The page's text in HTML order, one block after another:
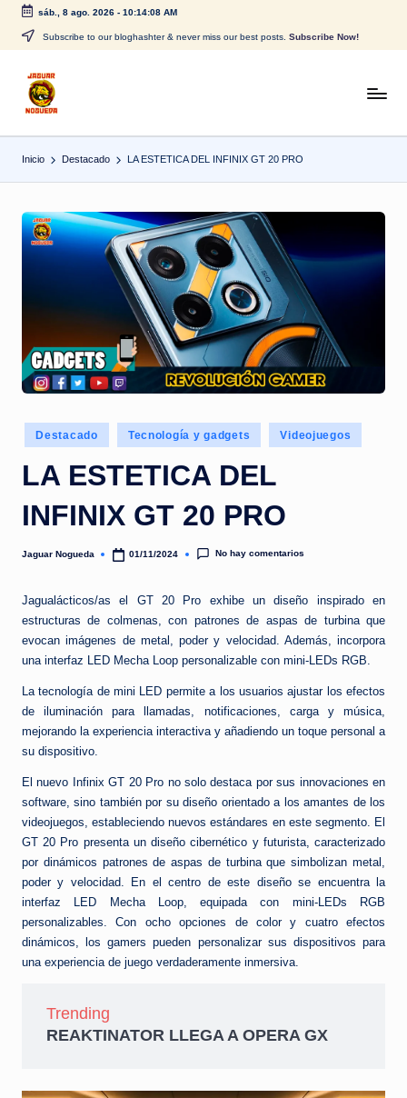
Saltar
contenido
sáb., 8 ago. 2026- 10:14:08 AM
Subscribe to our bloghashter & never miss our best posts. Subscribe Now!
J
a
g
a
r
N
o
g
u
a
CONTENIDO
Inicio Destacado LA ESTETICA DEL INFINIX GT 20 PRO
Publicado
en
Destacado Tecnología y gadgets Videojuegos
LA ESTETICA DEL
INFINIX GT 20 PRO
Publicado
Jaguar Nogueda 01/11/2024 No hay comentarios
Jagualácticos/as el GT 20 Pro exhibe un diseño inspirado en
estructuras de colmenas, con patrones de aspas de turbina que
evocan imágenes de metal, poder y velocidad. Además, incorpora
una interfaz LED Mecha Loop personalizable con mini-LEDs RGB.
La tecnología de mini LED permite a los usuarios ajustar los efectos
de iluminación para llamadas, notificaciones, carga y música,
mejorando la experiencia interactiva y añadiendo un toque personal a
su dispositivo.
El nuevo Infinix GT 20 Pro no solo destaca por sus innovaciones en
software, sino también por su diseño orientado a los amantes de los
videojuegos, estableciendo nuevos estándares en este segmento. El
GT 20 Pro presenta un diseño cibernético y futurista, caracterizado
por dinámicos patrones de aspas de turbina que simbolizan metal,
poder y velocidad. En el centro de este diseño se encuentra la
interfaz LED Mecha Loop, equipada con mini-LEDs RGB
personalizables. Con ocho opciones de color y cuatro efectos
dinámicos, los gamers pueden personalizar sus dispositivos para
una experiencia de juego verdaderamente inmersiva.
Trending
REAKTINATOR LLEGA A OPERA GX